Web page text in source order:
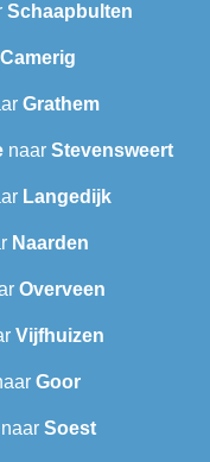
Schaapbulten
Camerig
Grathem
naar Stevensweert
Langedijk
Naarden
Overveen
Vijfhuizen
Goor
naar Soest